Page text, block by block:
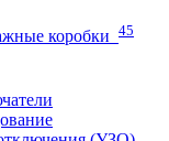
коробки
45